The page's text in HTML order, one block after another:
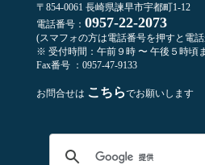
〒854-0061 長崎県諫早市宇都町1-12
電話番号： 0957-22-2073
(スマフォの方は電話番号を押すと電
※ 受付時間：午前９時 〜 午後５時頃
Fax番号 ：0957-47-9133
お問合せは こちらでお願いします